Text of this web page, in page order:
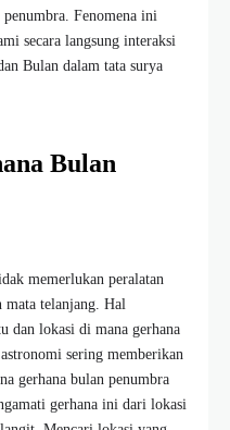
penumbra. Fenomena ini
secara langsung interaksi
Bulan dalam tata surya
Bulan
memerlukan peralatan
mata telanjang. Hal
dan lokasi di mana gerhana
sering memberikan
gerhana bulan penumbra
gerhana ini dari lokasi